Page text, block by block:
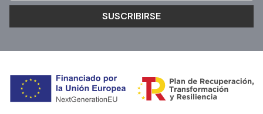
SUSCRIBIRSE